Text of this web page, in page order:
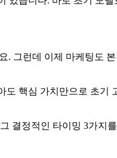
그런데 이제 마케팅도
핵심 가치만으로 초
결정적인 타이밍 3가지